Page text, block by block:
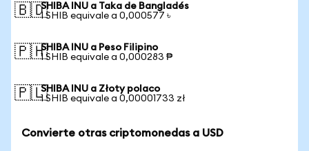
🇧🇩SHIBA INU a Taka de Bangladés
1 SHIB equivale a 0,000577 ৳
🇵🇭SHIBA INU a Peso Filipino
1 SHIB equivale a 0,000283 ₱
🇵🇱SHIBA INU a Złoty polaco
1 SHIB equivale a 0,00001733 zł
Convierte otras criptomonedas a USD